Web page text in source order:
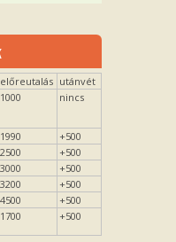
előreutalás utánvét
1000 nincs
1990
+500
2500
+500
3000
+500
3200
+500
4500
+500
1700 +500